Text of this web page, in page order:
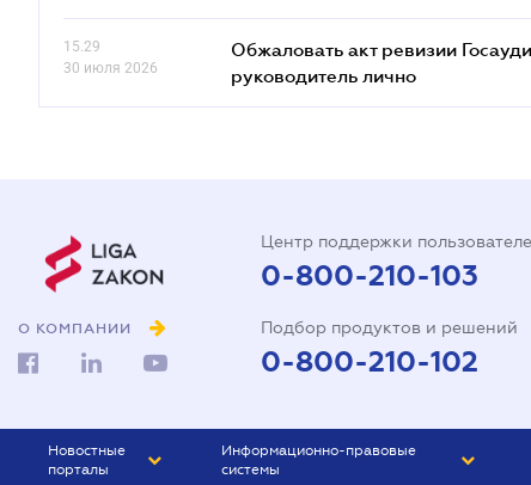
15.29
30 июля 2026
Обжаловать акт ревизии
руководитель лично
О КОМПАНИИ
Центр поддержки
0-800-210-103
Подбор продуктов и решений
0-800-210-102
Новостные
порталы
Информационно-правовые
системы